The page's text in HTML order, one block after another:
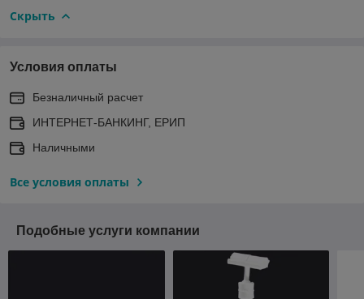
Скрыть
Условия оплаты
Безналичный расчет
ИНТЕРНЕТ-БАНКИНГ, ЕРИП
Наличными
Все условия оплаты
Подобные услуги компании